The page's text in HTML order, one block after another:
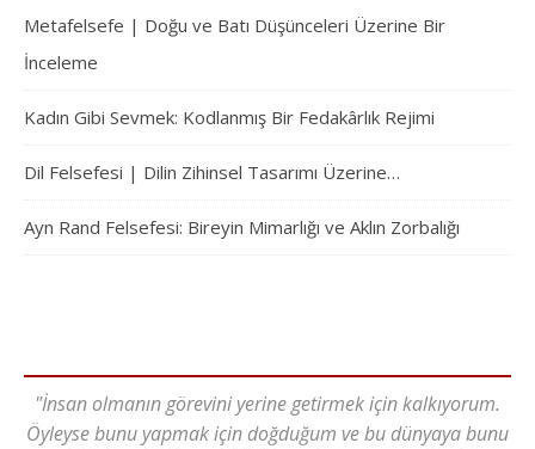
Metafelsefe | Doğu ve Batı Düşünceleri Üzerine Bir
İnceleme
Kadın Gibi Sevmek: Kodlanmış Bir Fedakârlık Rejimi
Dil Felsefesi | Dilin Zihinsel Tasarımı Üzerine…
Ayn Rand Felsefesi: Bireyin Mimarlığı ve Aklın Zorbalığı
"İnsan olmanın görevini yerine getirmek için kalkıyorum.
Öyleyse bunu yapmak için doğduğum ve bu dünyaya bunu